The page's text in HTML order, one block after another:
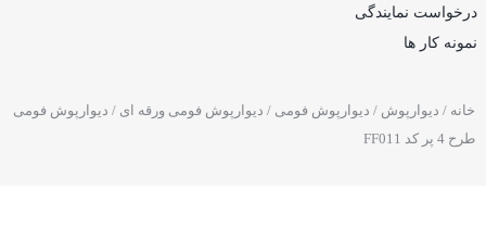
درخواست نمایندگی
نمونه کار ها
خانه / دیوارپوش / دیوارپوش فومی / دیوارپوش فومی ورقه ای / دیوارپوش فومی
طرح 4 پر کد FF011